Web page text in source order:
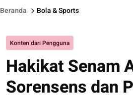
Beranda Bola & Sports
Konten dari Pengguna
Hakikat Senam
Sorensens dan